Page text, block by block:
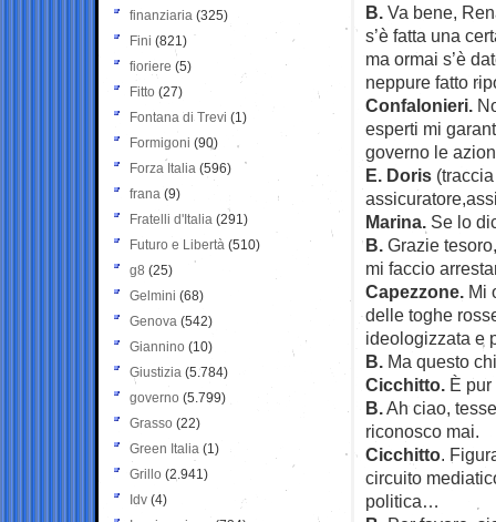
B. Va bene,
s’è fatta una
ma ormai s’è
neppure fatto
Confalonieri.
esperti mi
governo le
E. Doris
Marina. Se lo
B. Grazie
mi faccio
Capezzone. Mi
delle toghe
ideologizzata e
B. Ma questo
Cicchitto. È
B.Ah ciao,
riconosco mai.
Cicchitto.
circuito
politica…
finanziaria (325)
Fini (821)
fioriere (5)
Fitto (27)
Fontana di Trevi (1)
Formigoni (90)
Forza Italia (596)
frana (9)
Fratelli d'Italia (291)
Futuro e Libertà (510)
g8 (25)
Gelmini (68)
Genova (542)
Giannino (10)
Giustizia (5.784)
governo (5.799)
Grasso (22)
Green Italia (1)
Grillo (2.941)
Idv (4)